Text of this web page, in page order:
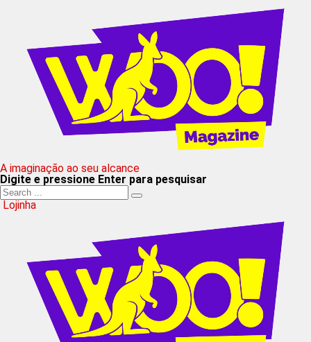
A imaginação ao seu alcance
Digite e pressione Enter para pesquisar
Lojinha